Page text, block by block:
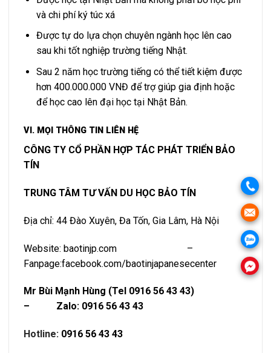
và chi phí ký túc xá
Được tự do lựa chọn chuyên ngành học lên cao
sau khi tốt nghiệp trường tiếng Nhật.
Sau 2 năm học trường tiếng có thể tiết kiệm được
hơn 400.000.000 VNĐ để trợ giúp gia định hoặc
để học cao lên đại học tại Nhật Bản.
VI. MỌI THÔNG TIN LIÊN HỆ
CÔNG TY CỔ PHẦN HỢP TÁC PHÁT TRIỂN BẢO
TÍN
TRUNG TÂM TƯ VẤN DU HỌC BẢO TÍN
Địa chỉ: 44 Đào Xuyên, Đa Tốn, Gia Lâm, Hà Nội
Website: baotinjp.com –
Fanpage:facebook.com/baotinjapanesecenter
Mr Bùi Mạnh Hùng (Tel 0916 56 43 43)
– Zalo: 0916 56 43 43
Hotline: 0916 56 43 43